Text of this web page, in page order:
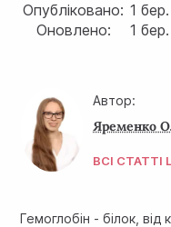
Опубліковано: 1 бер.
Оновлено:
1 бер.
Автор:
Яременко
ВСІ
Гемоглобін - білок, від